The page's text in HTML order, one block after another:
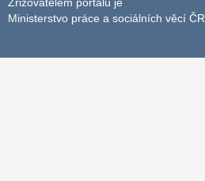
Ministerstvo práce a sociálních věcí ČR